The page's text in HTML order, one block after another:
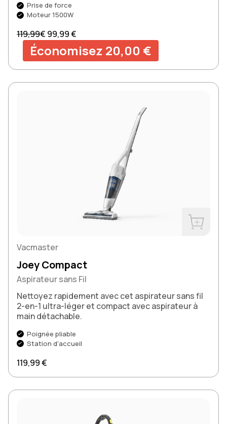
Prise de force
Moteur 1500W
Prix normal
119,99€ Prix soldé
99,99 €
Économisez 20,00 €
Vacmaster
Joey Compact
Aspirateur sans Fil
Nettoyez rapidement avec cet aspirateur sans fil
2-en-1 ultra-léger et compact avec aspirateur à
main détachable.
Poignée pliable
Station d'accueil
Prix régulier
119,99 €